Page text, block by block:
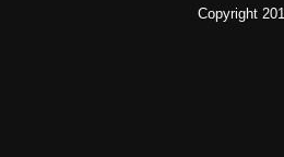
Copyright